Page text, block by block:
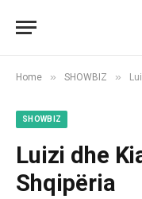
Home » SHOWBIZ »
SHOWBIZ
Luizi dhe
Shqipëria